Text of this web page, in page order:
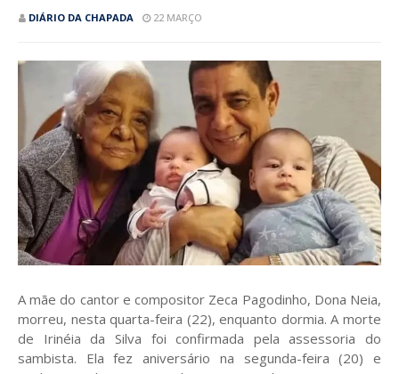
DIÁRIO DA CHAPADA 22 MARÇO
A mãe do cantor e compositor Zeca Pagodinho, Dona Neia,
morreu, nesta quarta-feira (22), enquanto dormia. A morte
de Irinéia da Silva foi confirmada pela assessoria do
sambista. Ela fez aniversário na segunda-feira (20) e